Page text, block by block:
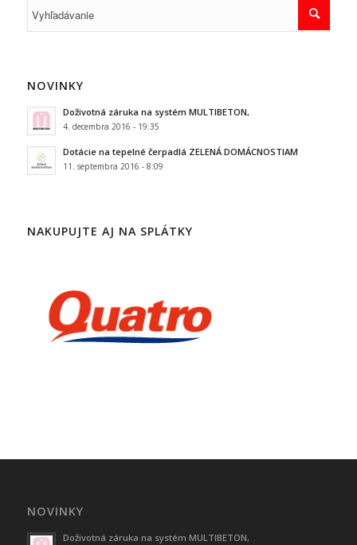
NOVINKY
Doživotná záruka na systém MULTIBETON,
4. decembra 2016 - 19:35
Dotácie na tepelné čerpadlá ZELENÁ DOMÁCNOSTIAM
11. septembra 2016 - 8:09
NAKUPUJTE AJ NA SPLÁTKY
NOVINKY
Doživotná záruka na systém MULTIBETON,